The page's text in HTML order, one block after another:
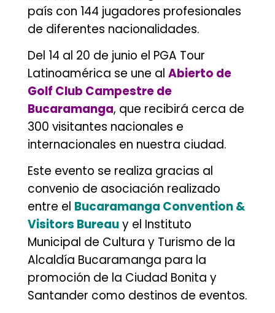
país con 144 jugadores profesionales
de diferentes nacionalidades.
Del 14 al 20 de junio el PGA Tour
Latinoamérica se une al Abierto de
Golf Club Campestre de
Bucaramanga, que recibirá cerca de
300 visitantes nacionales e
internacionales en nuestra ciudad.
Este evento se realiza gracias al
convenio de asociación realizado
entre el Bucaramanga Convention &
Visitors Bureauy el Instituto
Municipal de Cultura y Turismo de la
Alcaldía Bucaramanga para la
promoción de la Ciudad Bonita y
Santander como destinos de eventos.